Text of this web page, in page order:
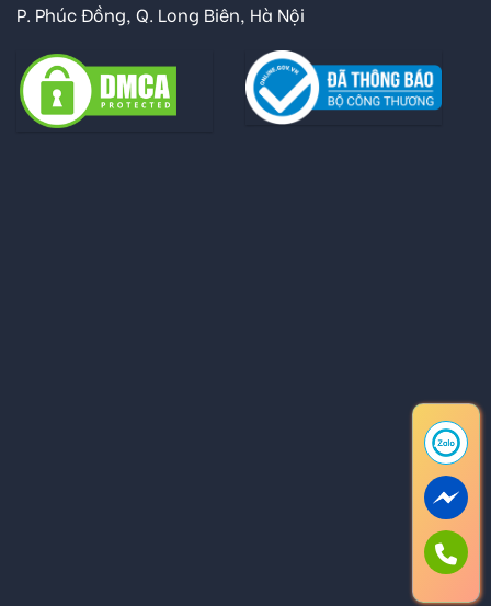
P. Phúc Đồng, Q. Long Biên, Hà Nội